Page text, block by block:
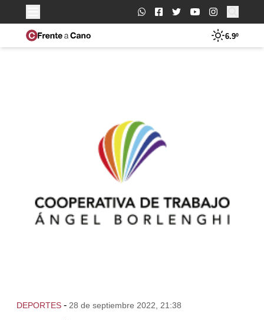
Buscar:
6.9º
DEPORTES - 28 de septiembre 2022, 21:38